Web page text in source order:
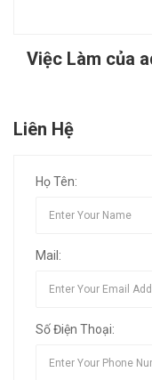
Việc Làm của
Liên Hệ
Họ Tên:
Mail:
Số Điện Thoại: